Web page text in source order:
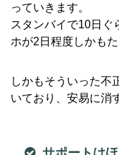
っていきます。
スタンバイで10日ぐ
ホが2日程度しかも
しかもそういった不
いており、安易に消